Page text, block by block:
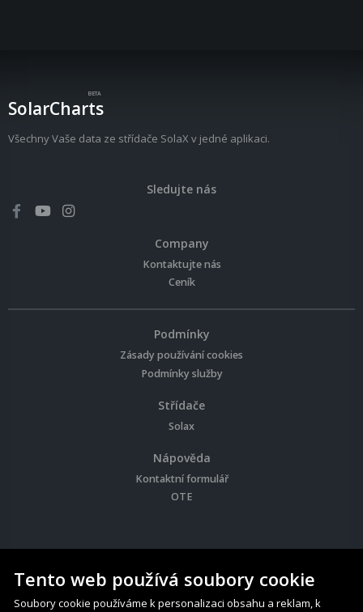
SolarCharts
BETA
Všechny Vaše data ze střídače SolaX v jedné aplikaci.
Sledujte nás
Company
Kontaktujte nás
Ceník
Podmínky
Zásady používání cookies
Podmínky služby
Střídače
Solax
Nápověda
Kontaktní formulář
OTE
© 2026 Solar Charts - Všechna práva vyhrazena
Tento web používá soubory cookie
Soubory cookie používáme k personalizaci obsahu a reklam, k